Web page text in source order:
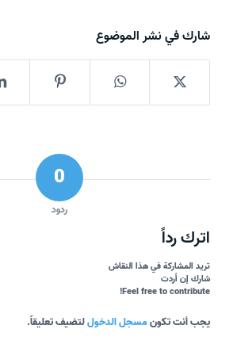
شارك في نشر الموضوع
0
ردود
اترك رداً
تريد المشاركة في هذا النقاش
شارك إن أردت
Feel free to contribute!
يجب أنت تكونمسجل الدخوللتضيف تعليقاً.